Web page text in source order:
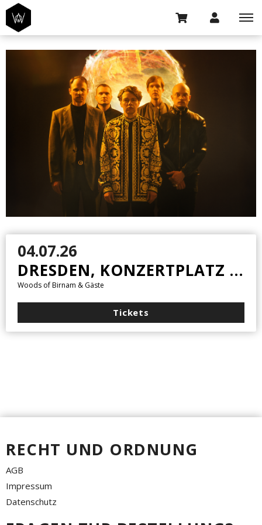
04.07.26
DRESDEN, KONZERTPLATZ WEISSER HIRSCH
Woods of Birnam & Gäste
Tickets
RECHT UND ORDNUNG
AGB
Impressum
Datenschutz